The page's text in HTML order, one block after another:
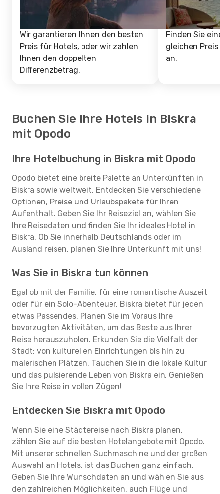
Wir garantieren Ihnen den besten
Preis für Hotels, oder wir zahlen
Ihnen den doppelten
Differenzbetrag.
Finden Sie
gleichen
an.
Buchen Sie Ihre Hotels in Biskra
mit Opodo
Ihre Hotelbuchung in Biskra mit Opodo
Opodo bietet eine breite Palette an Unterkünften in
Biskra sowie weltweit. Entdecken Sie verschiedene
Optionen, Preise und Urlaubspakete für Ihren
Aufenthalt. Geben Sie Ihr Reiseziel an, wählen Sie
Ihre Reisedaten und finden Sie Ihr ideales Hotel in
Biskra. Ob Sie innerhalb Deutschlands oder im
Ausland reisen, planen Sie Ihre Unterkunft mit uns!
Was Sie in Biskra tun können
Egal ob mit der Familie, für eine romantische Auszeit
oder für ein Solo-Abenteuer, Biskra bietet für jeden
etwas Passendes. Planen Sie im Voraus Ihre
bevorzugten Aktivitäten, um das Beste aus Ihrer
Reise herauszuholen. Erkunden Sie die Vielfalt der
Stadt: von kulturellen Einrichtungen bis hin zu
malerischen Plätzen. Tauchen Sie in die lokale Kultur
und das pulsierende Leben von Biskra ein. Genießen
Sie Ihre Reise in vollen Zügen!
Entdecken Sie Biskra mit Opodo
Wenn Sie eine Städtereise nach Biskra planen,
zählen Sie auf die besten Hotelangebote mit Opodo.
Mit unserer schnellen Suchmaschine und der großen
Auswahl an Hotels, ist das Buchen ganz einfach.
Geben Sie Ihre Wunschdaten an und wählen Sie aus
den zahlreichen Möglichkeiten, auch Flüge und